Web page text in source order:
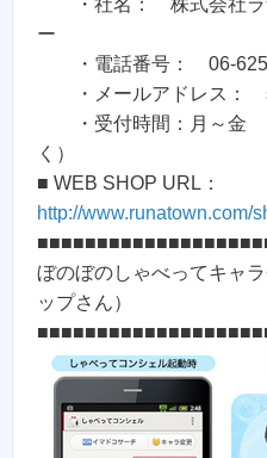
・社名： 株式会社ラ
ー
・電話番号： 06-
・メールアドレス：
・受付時間：月～金
く）
■ WEB SHOP URL：
http://www.runatown.com/
ぼのぼのしゃべってキャ
ップさん）